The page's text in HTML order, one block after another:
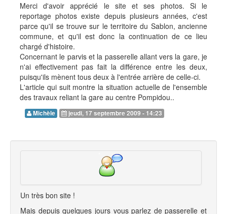
Merci d'avoir apprécié le site et ses photos. Si le
reportage photos existe depuis plusieurs années, c'est
parce qu'il se trouve sur le territoire du Sablon, ancienne
commune, et qu'il est donc la continuation de ce lieu
chargé d'histoire.
Concernant le parvis et la passerelle allant vers la gare, je
n'ai effectivement pas fait la différence entre les deux,
puisqu'ils mènent tous deux à l'entrée arrière de celle-ci.
L'article qui suit montre la situation actuelle de l'ensemble
des travaux reliant la gare au centre Pompidou..
Michèle jeudi, 17 septembre 2009 - 14:23
Un très bon site !
Mais depuis quelques jours vous parlez de passerelle et